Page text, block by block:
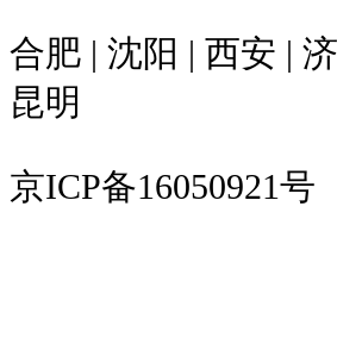
合肥 | 沈阳 | 西安 |
昆明
京ICP备16050921号